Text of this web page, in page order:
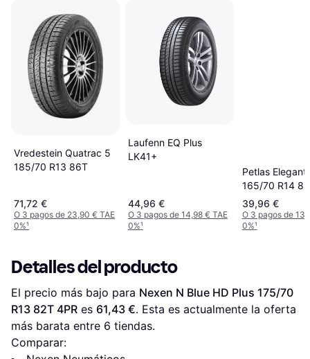
Vredestein Quatrac 5
185/70 R13 86T
71,72 €
O 3 pagos de 23,90 € TAE
0%¹
Laufenn EQ Plus
LK41+
44,96 €
O 3 pagos de 14,98 € TAE
0%¹
Petlas Elegant
165/70 R14
Neumáticos
Hatchback
39,96 €
O 3 pagos de
0%¹
Detalles del producto
El precio más bajo para Nexen N Blue HD Plus 175/70
R13 82T 4PR es 61,43 €. Esta es actualmente la oferta
más barata entre 6 tiendas.
Comparar: